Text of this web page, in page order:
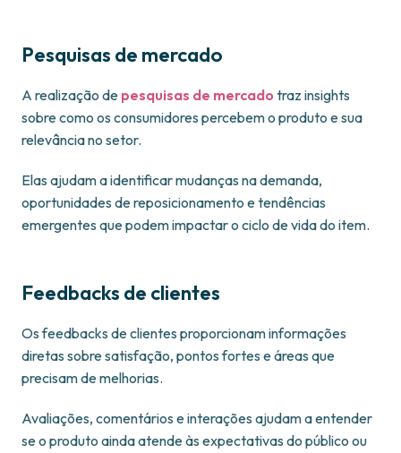
Pesquisas de mercado
A realização de pesquisas de mercado traz insights
sobre como os consumidores percebem o produto e sua
relevância no setor.
Elas ajudam a identificar mudanças na demanda,
oportunidades de reposicionamento e tendências
emergentes que podem impactar o ciclo de vida do item.
Feedbacks de clientes
Os feedbacks de clientes proporcionam informações
diretas sobre satisfação, pontos fortes e áreas que
precisam de melhorias.
Avaliações, comentários e interações ajudam a entender
se o produto ainda atende às expectativas do público ou